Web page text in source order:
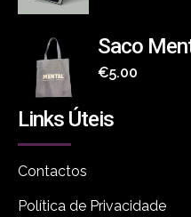
Saco
€5.00
Links Úteis
Contactos
Política de Privacidade